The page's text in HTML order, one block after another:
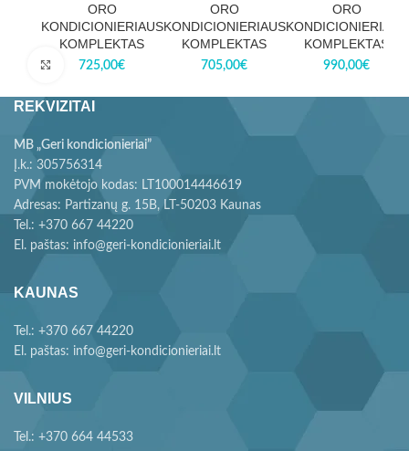
Paspauskite, kad padidintumėte
ORO
KONDICIONIERIAUS
KOMPLEKTAS
725,00€
ORO
KONDICIONIERIAUS
KOMPLEKTAS
705,00€
ORO
KONDICIONIERIAUS
KOMPLEKTAS
990,00€
REKVIZITAI
MB „Geri kondicionieriai”
Į.k.: 305756314
PVM mokėtojo kodas: LT100014446619
Adresas: Partizanų g. 15B, LT-50203 Kaunas
Tel.: +370 667 44220
El. paštas: info@geri-kondicionieriai.lt
KAUNAS
Tel.: +370 667 44220
El. paštas: info@geri-kondicionieriai.lt
VILNIUS
Tel.: +370 664 44533